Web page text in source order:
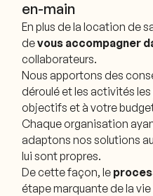
en-main
En plus de la location de
devous accompagner
collaborateurs.
Nous apportons des
déroulé et les activités
objectifs et à votre
Chaque organisation
adaptons nos solutions
lui sont propres.
De cette façon, le
étape marquante de la